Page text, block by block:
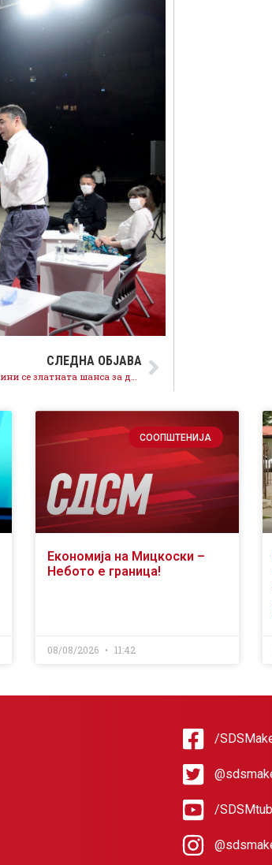
СЛЕДНА ОБЈАВА
Димитров: Следните 4 години се златната шанса за да ја ставиме земјата на шините од кои нема враќање назад
СООПШТЕНИЈА
Економија на Мицкоски –
Небото е граница!
08/08/2026 11:42
/
/